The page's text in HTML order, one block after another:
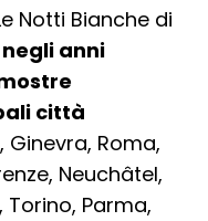
Notti Bianche di
anni
città
Ginevra, Roma,
Neuchâtel,
Torino, Parma,